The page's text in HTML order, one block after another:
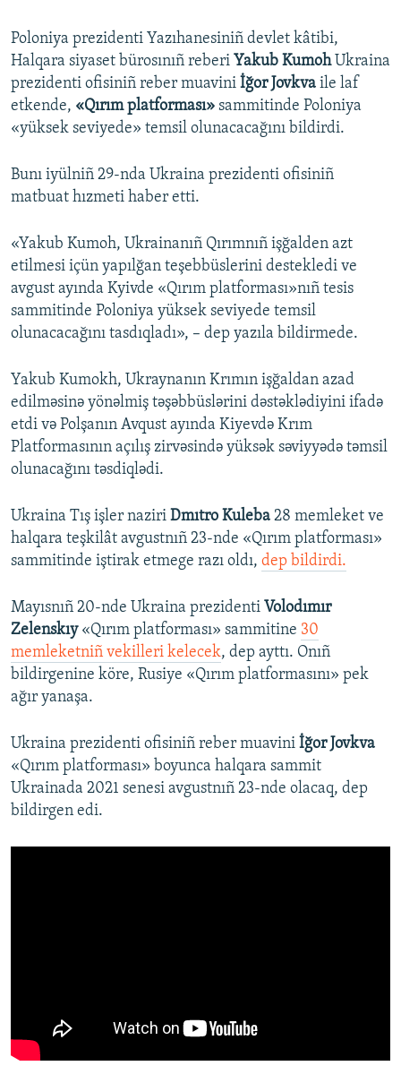
RFE/RS bütün saytları
Poloniya prezidenti Yazıhanesiniñ devlet kâtibi,
Halqara siyaset bürosınıñ reberi Yakub KumohUkraina
prezidenti ofisiniñ reber muavini İğor Jovkva ile laf
etkende, «Qırım platforması» sammitinde Poloniya
«yüksek seviyede» temsil olunacacağını bildirdi.
Bunı iyülniñ 29-nda Ukraina prezidenti ofisiniñ
matbuat hızmeti haber etti.
«Yakub Kumoh, Ukrainanıñ Qırımnıñ işğalden azt
etilmesi içün yapılğan teşebbüslerini destekledi ve
avgust ayında Kyivde «Qırım platforması»nıñ tesis
sammitinde Poloniya yüksek seviyede temsil
olunacacağını tasdıqladı», – dep yazıla bildirmede.
Yakub Kumokh, Ukraynanın Krımın işğaldan azad
edilməsinə yönəlmiş təşəbbüslərini dəstəklədiyini ifadə
etdi və Polşanın Avqust ayında Kiyevdə Krım
Platformasının açılış zirvəsində yüksək səviyyədə təmsil
olunacağını təsdiqlədi.
Ukraina Tış işler naziri Dmıtro Kuleba 28 memleket ve
halqara teşkilât avgustnıñ 23-nde «Qırım platforması»
sammitinde iştirak etmege razı oldı, dep bildirdi.
Mayısnıñ 20-nde Ukraina prezidenti Volodımır
Zelenskıy «Qırım platforması» sammitine 30
memleketniñ vekilleri kelecek, dep ayttı. Onıñ
bildirgenine köre, Rusiye «Qırım platformasını» pek
ağır yanaşa.
Ukraina prezidenti ofisiniñ reber muavini İğor Jovkva
«Qırım platforması» boyunca halqara sammit
Ukrainada 2021 senesi avgustnıñ 23-nde olacaq, dep
bildirgen edi.